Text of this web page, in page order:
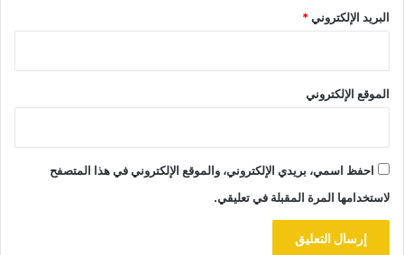
البريد الإلكتروني*
الموقع الإلكتروني
احفظ اسمي، بريدي الإلكتروني، والموقع الإلكتروني في هذا المتصفح
لاستخدامها المرة المقبلة في تعليقي.